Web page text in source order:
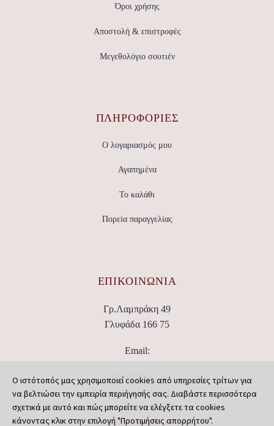
Όροι χρήσης
Αποστολή & επιστροφές
Μεγεθολόγιο σουτιέν
ΠΛΗΡΟΦΟΡΙΕΣ
Ο λογαριασμός μου
Αγαπημένα
Το καλάθι
Πορεία παραγγελίας
ΕΠΙΚΟΙΝΩΝΊΑ
Γρ.Λαμπράκη 49
Γλυφάδα 166 75
Email:
info@dimore.gr
orders@dimore.gr
returns@dimore.gr
collab@dimore.gr
Ο ιστότοπός μας χρησιμοποιεί cookies από υπηρεσίες τρίτων για
να βελτιώσει την εμπειρία περιήγησής σας. Διαβάστε περισσότερα
σχετικά με αυτό και πώς μπορείτε να ελέγξετε τα cookies
κάνοντας κλικ στην επιλογή "Προτιμήσεις απορρήτου".